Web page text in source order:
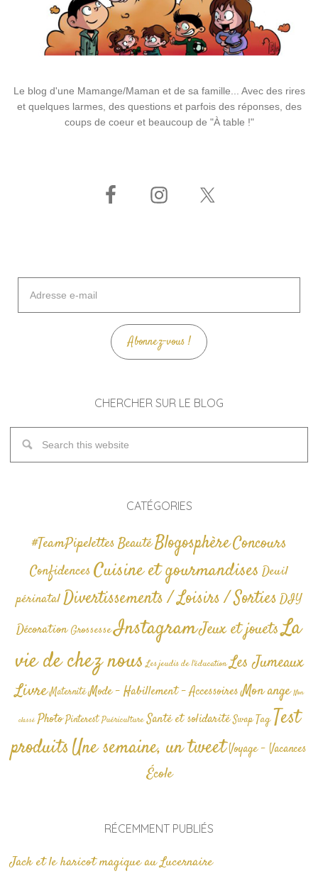
Le blog d'une Mamange/Maman et de sa famille... Avec des rires
et quelques larmes, des questions et parfois des réponses, des
coups de coeur et beaucoup de "À table !"
mail
Abonnez-vous !
CHERCHER SUR LE BLOG
CATÉGORIES
#TeamPipelettesBeautéBlogosphèreConcours
Confidences Cuisine et gourmandises Deuil
périnatalDivertissements / Loisirs / SortiesDIY
Décoration GrossesseInstagramJeux et jouetsLa
vie de chez nous Les jeudis de l'éducation Les Jumeaux
Livre Maternité Mode - Habillement - AccessoiresMon ange Non
classé Photo Pinterest Puériculture Santé et solidarité Swap TagTest
produitsUne semaine, un tweetVoyage - Vacances
École
RÉCEMMENT PUBLIÉS
Jack et le haricot magique au Lucernaire